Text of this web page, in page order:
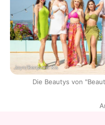
Joyn/Benjamin Kis
Die Beautys von